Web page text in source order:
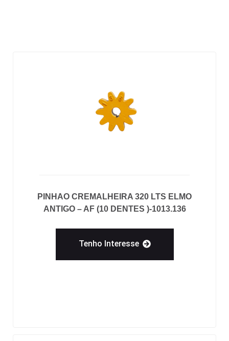
PINHAO CREMALHEIRA 320 LTS ELMO
ANTIGO – AF (10 DENTES )-1013.136
Tenho Interesse